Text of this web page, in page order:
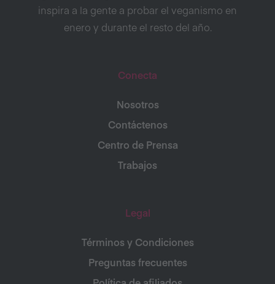
inspira a la gente a probar el veganismo en
enero y durante el resto del año.
Conecta
Nosotros
Contáctenos
Centro de Prensa
Trabajos
Legal
Términos y Condiciones
Preguntas frecuentes